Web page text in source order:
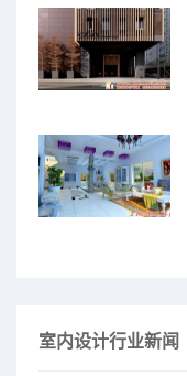
室内设计行业新闻